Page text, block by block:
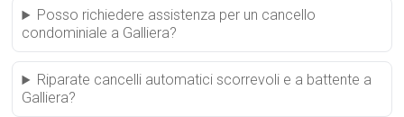
Posso richiedere assistenza per un cancello
condominiale a Galliera?
Riparate cancelli automatici scorrevoli e a battente a
Galliera?